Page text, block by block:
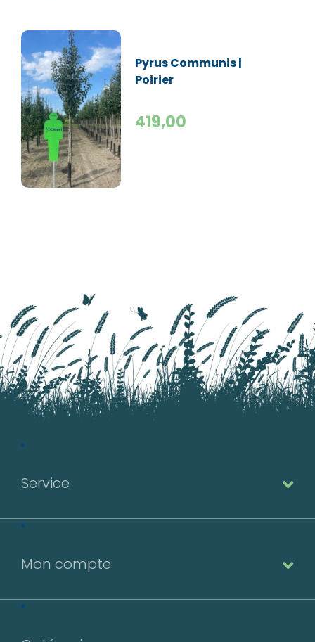
Pyrus Communis |
Poirier
Haute-tige
419,00
Service
Mon compte